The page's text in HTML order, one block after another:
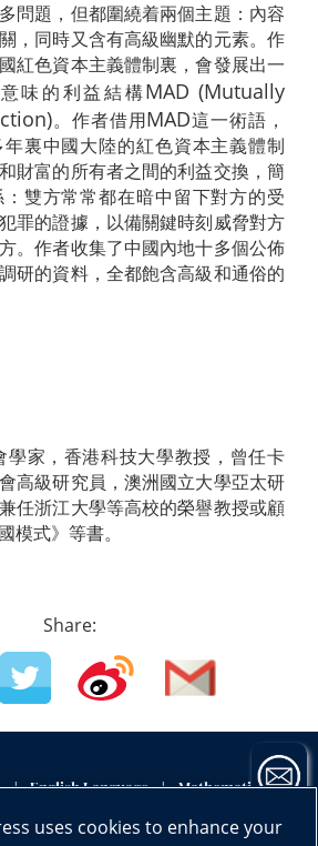
問題，但都圍繞着兩個主題：內容
，同時又含有高級幽默的元素。作
紅色資本主義體制裏，會發展出一
味的利益結構MAD (Mutually
。作者借用MAD這一術語，
裏中國大陸的紅色資本主義體制
財富的所有者之間的利益交換，簡
雙方常常都在暗中留下對方的受
罪的證據，以備關鍵時刻威脅對方
。作者收集了中國內地十多個公佈
研的資料，全都飽含高級和通俗的
學家，香港科技大學教授，曾任卡
高級研究員，澳洲國立大學亞太研
任浙江大學等高校的榮譽教授或顧
模式》等書。
Share:
| English Language | Mathematics |
Biology Geography
uses cookies to enhance your